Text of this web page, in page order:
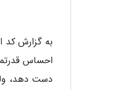
به گزارش کد
احساس
دست دهد،